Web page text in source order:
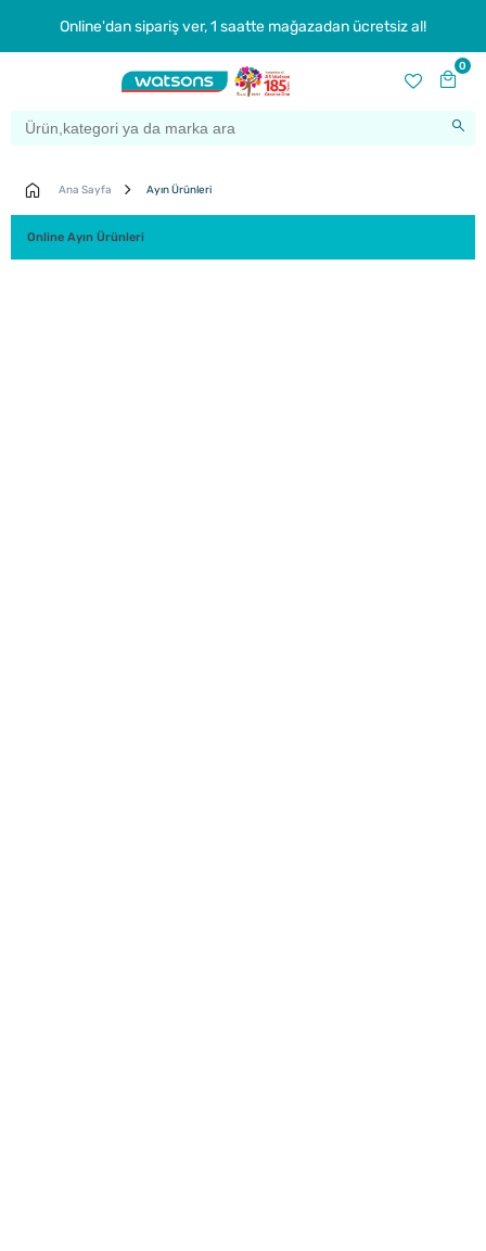
Online'dan sipariş ver, 1 saatte mağazadan ücretsiz al!
0
Ana Sayfa Ayın Ürünleri
Online Ayın Ürünleri